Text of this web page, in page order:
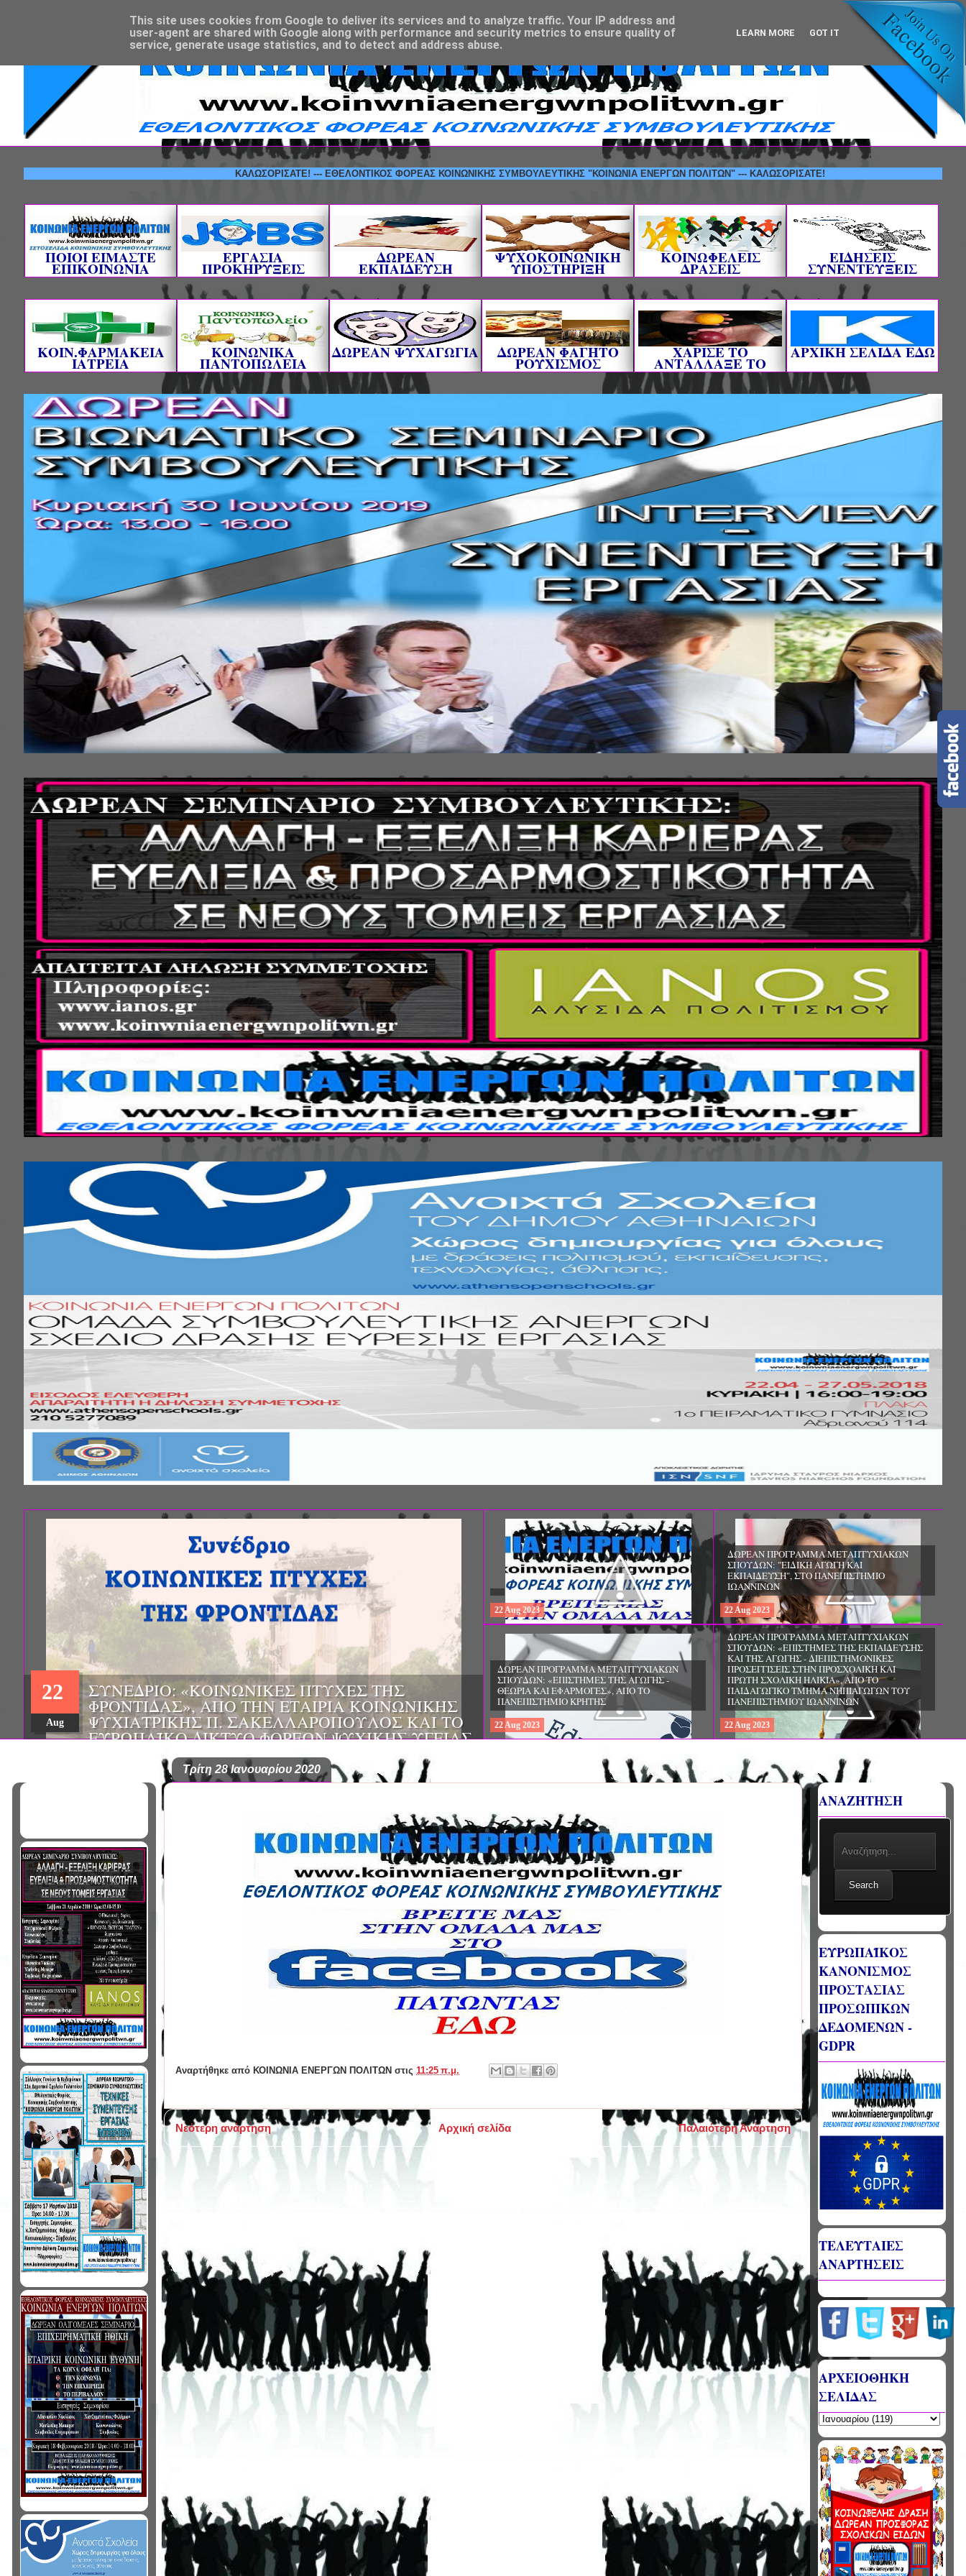
ΚΑΛΩΣΟΡΙΣΑΤΕ! --- ΕΘΕΛΟΝΤΙΚΟΣ ΦΟΡΕΑΣ ΚΟΙΝΩΝΙΚΗΣ ΣΥΜΒΟΥΛΕΥΤΙΚΗΣ "ΚΟΙΝΩΝΙΑ ΕΝΕΡΓΩΝ ΠΟΛΙΤΩΝ" --- ΚΑΛΩΣΟΡΙΣΑΤΕ!
ΠΟΙΟΙ ΕΙΜΑΣΤΕ
ΕΠΙΚΟΙΝΩΝΙΑ
ΕΡΓΑΣΙΑ
ΠΡΟΚΗΡΥΞΕΙΣ
ΔΩΡΕΑΝ
ΕΚΠΑΙΔΕΥΣΗ
ΨΥΧΟΚΟΙΝΩΝΙΚΗ
ΥΠΟΣΤΗΡΙΞΗ
ΚΟΙΝΩΦΕΛΕΙΣ
ΔΡΑΣΕΙΣ
ΕΙΔΗΣΕΙΣ
ΣΥΝΕΝΤΕΥΞΕΙΣ
ΚΟΙΝ.ΦΑΡΜΑΚΕΙΑ
ΙΑΤΡΕΙΑ
ΚΟΙΝΩΝΙΚΑ
ΠΑΝΤΟΠΩΛΕΙΑ
ΔΩΡΕΑΝ ΨΥΧΑΓΩΓΙΑ ΔΩΡΕΑΝ ΦΑΓΗΤΟ
ΡΟΥΧΙΣΜΟΣ
ΧΑΡΙΣΕ ΤΟ
ΑΝΤΑΛΛΑΞΕ ΤΟ
AΡΧΙΚΗ ΣΕΛΙΔΑ ΕΔΩ
ΗΜΕΡΙΔΑ: "ΠΡΟΒΛΗΜΑΤΙΣΜΟΙ & ΔΙΛΗΜΜΑΤΑ
ΠΟΥ ΑΝΤΙΜΕΤΩΠΙΖΕΙ ΚΑΘΗΜΕΡΙΝΑ O
ΠΑΘΟΛΟΓΟΣ", ΑΠΟ ΤΗΝ ΕΤΑΙΡΕΙΑ
ΠΑΘΟΛΟΓΙΑΣ ΒΟΡΕΙΟΔΥΤΙΚΗΣ ΕΛΛΑΔΟΣ ΚΑΙ
ΤΙΣ Α' & Β' ΠΑΝΕΠΙΣΤΗΜΙΑΚΕΣ ΠΑΘΟΛΟΓΙΚΕΣ
ΚΛΙΝΙΚΕΣ ΠΓΝΙ
01
Mar
ΣΥΝΕΔΡΙΟ: «ΚΟΙΝΩΝΙΚΕΣ ΠΤΥΧΕΣ ΤΗΣ
ΦΡΟΝΤΙΔΑΣ», ΑΠΟ ΤΗΝ ΕΤΑΙΡΙΑ ΚΟΙΝΩΝΙΚΗΣ
ΨΥΧΙΑΤΡΙΚΗΣ Π. ΣΑΚΕΛΛΑΡΟΠΟΥΛΟΣ ΚΑΙ ΤΟ
EΥΡΩΠΑΪΚΟ ΔΙΚΤΥΟ ΦΟΡΕΩΝ ΨΥΧΙΚΗΣ
ΥΓΕΙΑΣ ΑSKLEPIOS
22Aug 2023 22Aug 2023
ΔΩΡΕΑΝ ΠΡΟΓΡΑΜΜΑ ΜΕΤΑΠΤΥΧΙΑΚΩΝ
ΣΠΟΥΔΩΝ: "ΕΙΔΙΚΗ ΑΓΩΓΗ ΚΑΙ
ΕΚΠΑΙΔΕΥΣΗ", ΣΤΟ ΠΑΝΕΠΙΣΤΗΜΙΟ
ΙΩΑΝΝΙΝΩΝ
22Aug 2023
ΔΩΡΕΑΝ ΠΡΟΓΡΑΜΜΑ ΜΕΤΑΠΤΥΧΙΑΚΩΝ
ΣΠΟΥΔΩΝ: «ΕΠΙΣΤΗΜΕΣ ΤΗΣ ΑΓΩΓΗΣ -
ΘΕΩΡΙΑ ΚΑΙ ΕΦΑΡΜΟΓΕΣ», ΑΠΟ ΤΟ
ΠΑΝΕΠΙΣΤΗΜΙΟ ΚΡΗΤΗΣ
22Aug 2023
Τρίτη 28 Ιανουαρίου 2020
Αναρτήθηκε από ΚΟΙΝΩΝΙΑ ΕΝΕΡΓΩΝ ΠΟΛΙΤΩΝ στις 11:25 π.μ.
Νεότερη ανάρτηση Παλαιότερη Ανάρτηση
Αρχική σελίδα
ΑΝΑΖΗΤΗΣΗ
Search
ΕΥΡΩΠΑΪΚΟΣ
ΚΑΝΟΝΙΣΜΟΣ
ΠΡΟΣΤΑΣΙΑΣ
ΠΡΟΣΩΠΙΚΩΝ
ΔΕΔΟΜΕΝΩΝ -
GDPR
ΤΕΛΕΥΤΑΙΕΣ
ΑΝΑΡΤΗΣΕΙΣ
ΑΡΧΕΙΟΘΗΚΗ
ΣΕΛΙΔΑΣ
This site uses cookies from Google to deliver its services and to analyze traffic. Your IP address and
user-agent are shared with Google along with performance and security metrics to ensure quality of
service, generate usage statistics, and to detect and address abuse.
LEARN MORE GOT IT